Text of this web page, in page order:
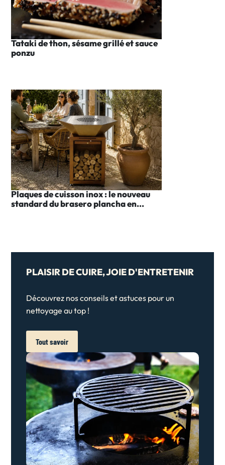
Tataki de thon, sésame grillé et sauce
ponzu
Plaques de cuisson inox : le nouveau
standard du brasero plancha en...
PLAISIR DE CUIRE, JOIE D'ENTRETENIR
Découvrez nos conseils et astuces pour un
nettoyage au top !
Tout savoir